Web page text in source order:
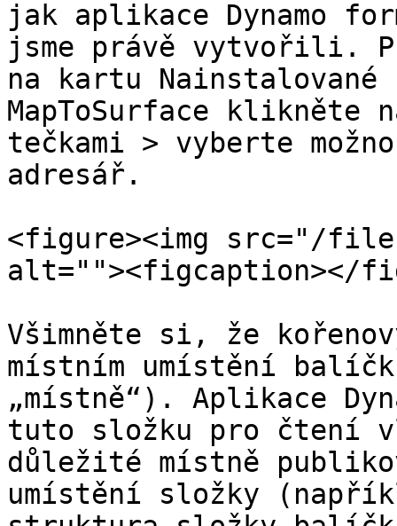
jak aplikace Dynamo
jsme právě vytvořili.
na kartu
MapToSurface klikněte
tečkami > vyberte
adresář.
<figure><img src="/files/
alt=""><figcaption></
Všimněte si, že
místním umístění
„místně“). Aplikace
tuto složku pro čtení
důležité místně
umístění složky